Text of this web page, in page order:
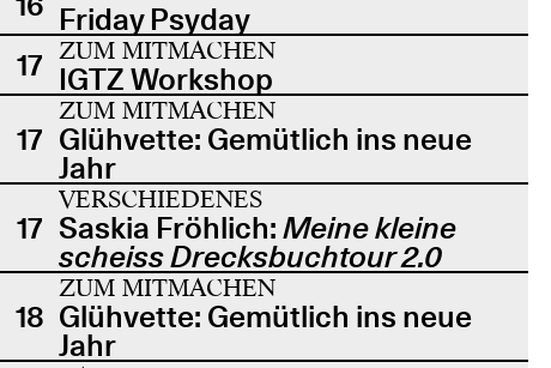
Friday Psyday
17 ZUM MITMACHEN
IGTZ Workshop
17
ZUM MITMACHEN
Glühvette: Gemütlich ins neue
Jahr
17
VERSCHIEDENES
Saskia Fröhlich: Meine kleine
scheiss Drecksbuchtour 2.0
18
ZUM MITMACHEN
Glühvette: Gemütlich ins neue
Jahr